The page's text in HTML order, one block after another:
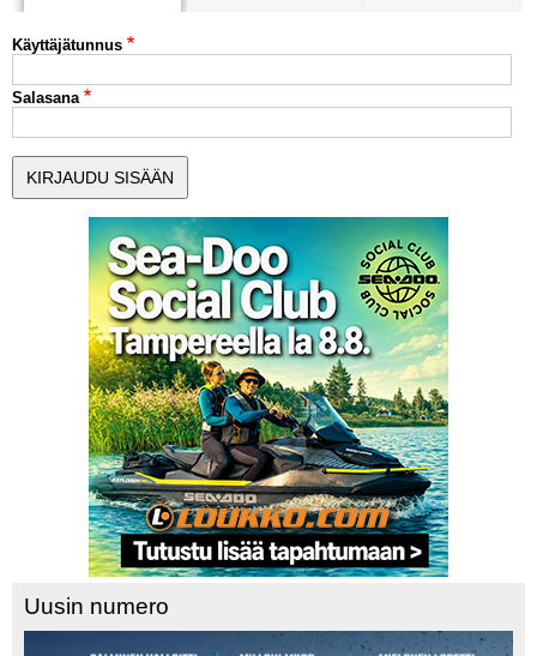
LUE DIGILEHDET
ASIAKASPALVELU JA
OHJEET
MEDIATIEDOT
YHTEYSTIEDOT
Käyttäjätunnus
Salasana
Uusin numero